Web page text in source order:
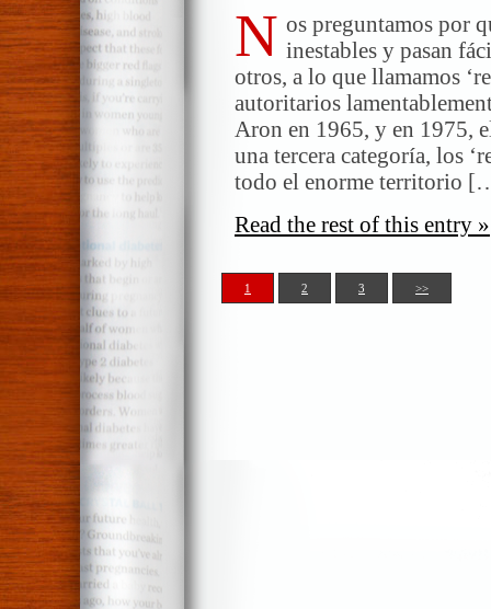
N os preguntamos por
inestables y pasan
otros, a lo que llamamos
autoritarios
Aron en 1965, y en 1975,
una tercera categoría, los
todo el enorme territorio
Read the rest of this entry »
1 2 3 >>